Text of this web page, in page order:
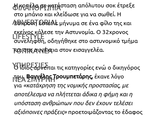
ΦΙΛΑΝΘΡΩΠΙΑ
ADVERTORIAL
LIFESTYLE
ΤΟΠΙΚΑ ΝΕΑ
ΥΠΗΡΕΣΙΕΣ
ΝΕΑ ΣΜΥΡΝΗ
Η κοπέλα σε κατάσταση απόλυτου σοκ έτρεξε
στο μπάνιο και κλείδωσε για να σωθεί. Η
28χρονη έστειλε μήνυμα σε ένα φίλο της και
εκείνος κάλεσε την Αστυνομία. Ο 32χρονος
συνελήφθη, οδηγήθηκε στο αστυνομικό τμήμα
και στη συνέχεια στον εισαγγελέα.
Ο ίδιος αρνείται τις κατηγορίες ενώ ο δικηγόρος
του, Βαγγέλης Τρουμπετάρης, έκανε λόγο
για «κατάχρηση της νομικής προστασίας, με
αποτέλεσμα να πλήττεται άδικα η φήμη και η
υπόσταση ανθρώπων που δεν έχουν τελέσει
αξιόποινες πράξεις» προετοιμάζοντας το έδαφος